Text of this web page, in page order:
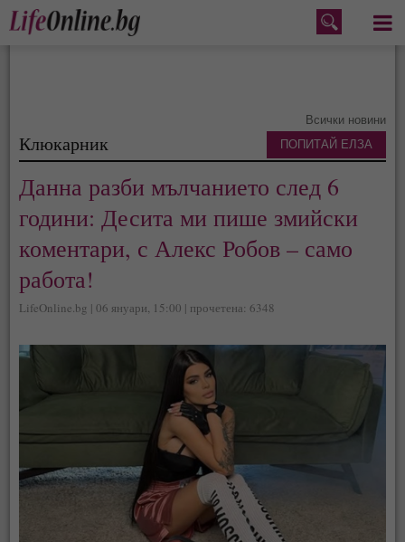
Меню
Всички новини
Клюкарник
Данна разби мълчанието след 6
години: Десита ми пише змийски
коментари, с Алекс Робов – само
работа!
LifeOnline.bg | 06 януари, 15:00 | прочетена: 6348
ПОПИТАЙ ЕЛЗА